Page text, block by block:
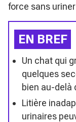
force sans
EN BREF
Un chat qui
quelques
bien au-delà
Litière
urinaires